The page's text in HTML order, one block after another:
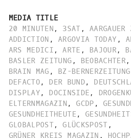
MEDIA TITLE
20 MINUTEN , 3SAT ,
ADDICTION , ARGOVIA TODAY ,
ARS MEDICI , ARTE , BAJOUR,
BASLER ZEITUNG , BEOBACHTER,
BRAIN MAG , BZ-BERNERZEITUNG
DEFACTO , DER BUND ,
DISPLAY, DOCINSIDE ,
ELTERNMAGAZIN , GCDP ,
GESUNDHEITHEUTE ,
GLOBALPOST, GLÜCKSPOST ,
GRÜNER KREIS MAGAZIN ,